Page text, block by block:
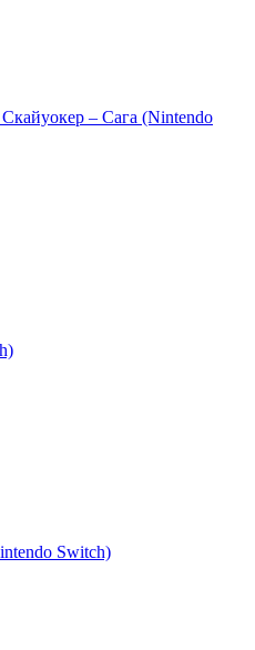
– Сага (Nintendo
Switch)